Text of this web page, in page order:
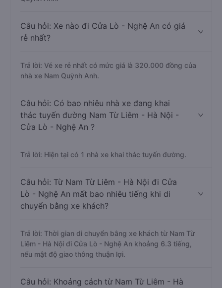
Câu hỏi: Xe nào đi Cửa Lò - Nghệ An có giá
rẻ nhất?
Trả lời: Vé xe rẻ nhất có mức giá là 320.000 đồng của
nhà xe Nam Quỳnh Anh.
Câu hỏi: Có bao nhiêu nhà xe đang khai
thác tuyến đường Nam Từ Liêm - Hà Nội -
Cửa Lò - Nghệ An ?
Trả lời: Hiện tại có 1 nhà xe khai thác tuyến đường.
Câu hỏi: Từ Nam Từ Liêm - Hà Nội đi Cửa
Lò - Nghệ An mất bao nhiêu tiếng khi di
chuyển bằng xe khách?
Trả lời: Thời gian di chuyển bằng xe khách từ Nam Từ
Liêm - Hà Nội đi Cửa Lò - Nghệ An khoảng 6.3 tiếng,
nếu mật độ giao thông thuận lợi.
Câu hỏi: Khoảng cách từ Nam Từ Liêm - Hà